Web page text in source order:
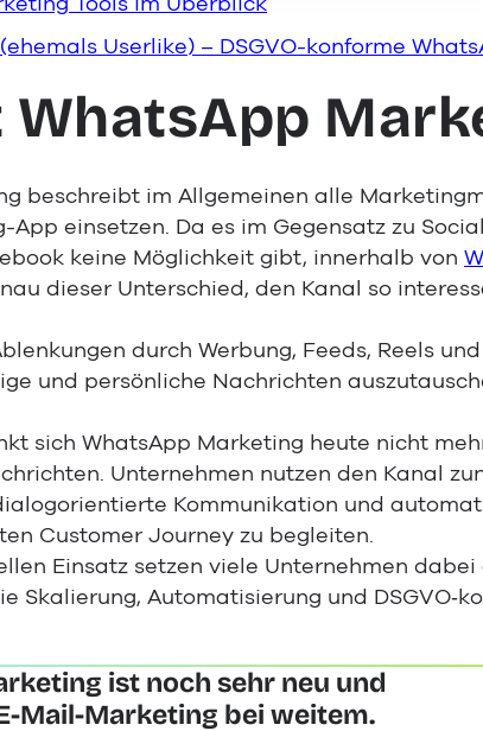
Userlike) – DSGVO-konforme
WhatsApp
beschreibt im Allgemeinen alle
App einsetzen. Da es im Gegensatz zu
keine Möglichkeit gibt, innerhalb von
dieser Unterschied, den Kanal so
durch Werbung, Feeds, Reels
und persönliche Nachrichten
sich WhatsApp Marketing heute nicht
Unternehmen nutzen den Kanal
Kommunikation und
Customer Journey zu begleiten.
Einsatz setzen viele Unternehmen
Skalierung, Automatisierung und
ist noch sehr neu und
Mail-Marketing bei weitem.